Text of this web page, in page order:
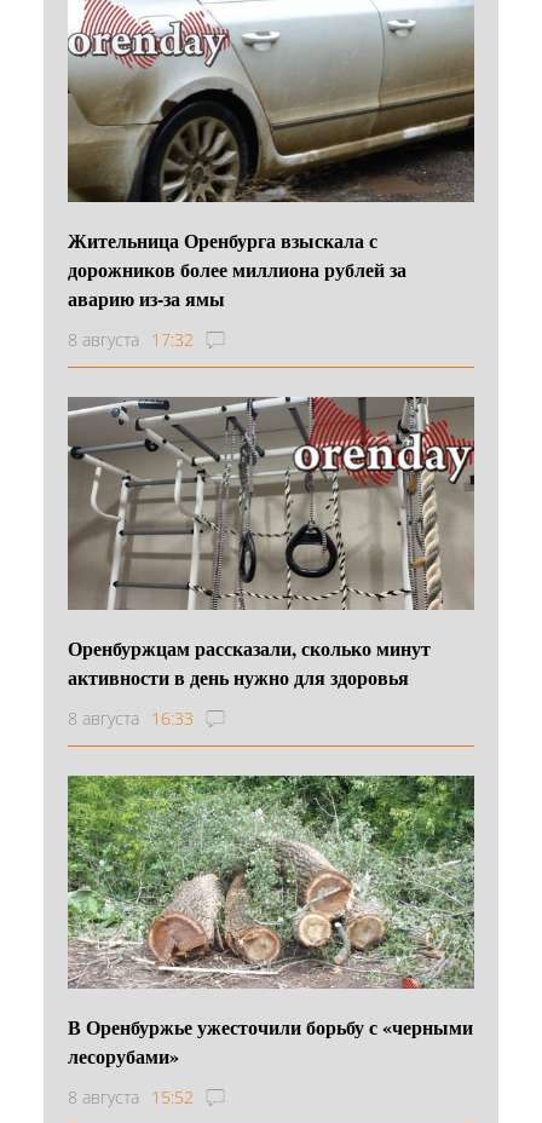
Жительница Оренбурга взыскала с
дорожников более миллиона рублей за
аварию из-за ямы
8 августа 17:32
Оренбуржцам рассказали, сколько минут
активности в день нужно для здоровья
8 августа 16:33
В Оренбуржье ужесточили борьбу с «черными
лесорубами»
8 августа 15:52